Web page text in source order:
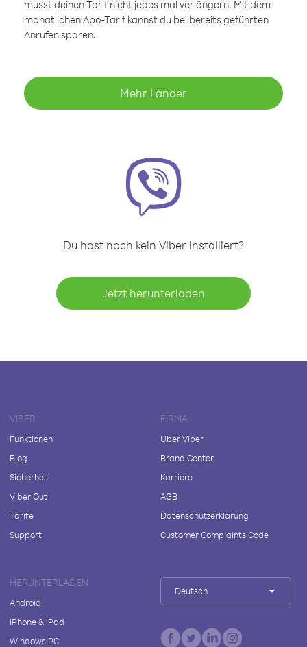
musst deinen Tarif nicht jedes mal verlängern. Mit dem
monatlichen Abo-Tarif kannst du bei bereits geführten
Anrufen sparen.
Mehr Länder
Du hast noch kein Viber installiert?
Jetzt herunterladen
VIBER
Funktionen
Blog
Sicherheit
Viber Out
Tarife
Support
FIRMA
Über Viber
Brand Center
Karriere
AGB
Datenschutzerklärung
Customer Complaints Code
HERUNTERLADEN
Android
iPhone & iPad
Windows PC
Deutsch